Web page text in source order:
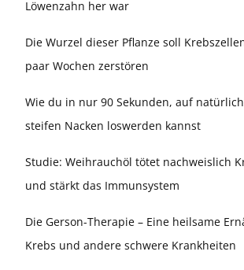
Löwenzahn her war
Die Wurzel dieser Pflanze soll
paar Wochen zerstören
Wie du in nur 90 Sekunden, auf
steifen Nacken loswerden kannst
Studie: Weihrauchöl tötet nachweislich
und stärkt das Immunsystem
Die Gerson-Therapie – Eine heilsame
Krebs und andere schwere Krankheiten